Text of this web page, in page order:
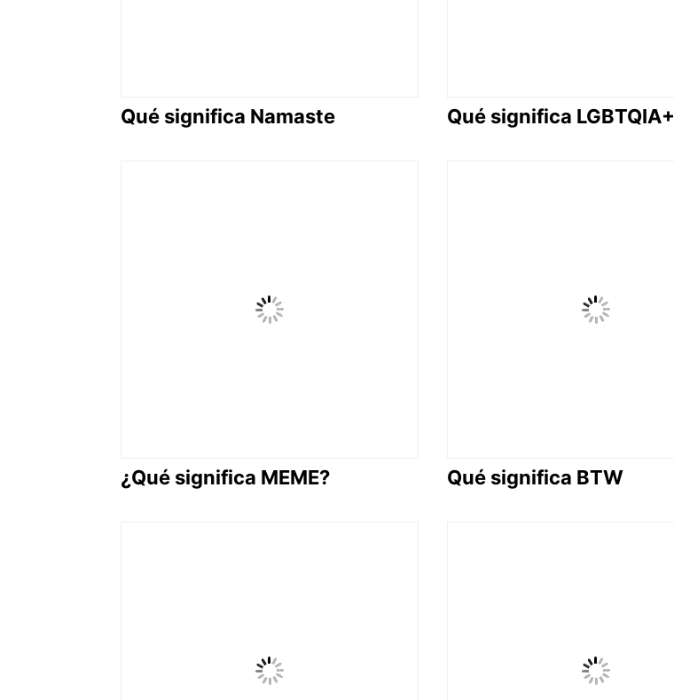
Qué significa Namaste Qué significa LGBTQIA+
¿Qué significa MEME? Qué significa BTW